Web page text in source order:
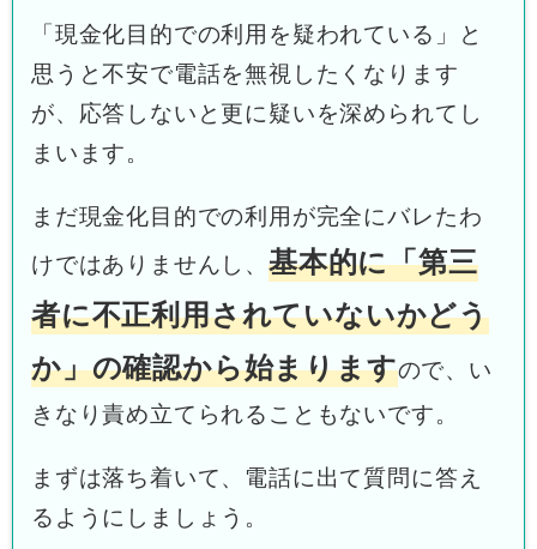
「現金化目的での利用を疑われている」と
思うと不安で電話を無視したくなります
が、応答しないと更に疑いを深められてし
まいます。
まだ現金化目的での利用が完全にバレたわ
けではありませんし、基本的に「第三
者に不正利用されていないかどう
か」の確認から始まりますので、い
きなり責め立てられることもないです。
まずは落ち着いて、電話に出て質問に答え
るようにしましょう。